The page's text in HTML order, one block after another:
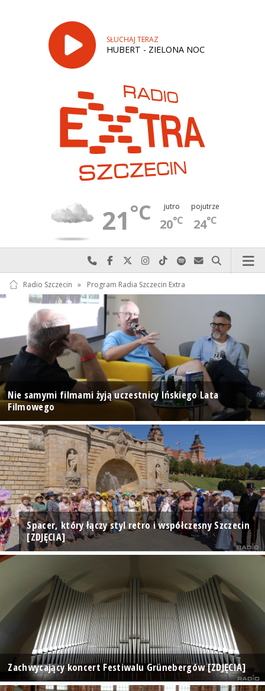
SŁUCHAJ TERAZ
HUBERT - ZIELONA NOC
21°C jutro
20°C
pojutrze
24°C
Najlepiej po prostu do nas zadzwoń
Odwiedź nas na Facebook-u
Odwiedź nas na X
Odwiedź nas na Instagram-ie
Odwiedź nas na TikTok-u
Szukaj nas na Spotify
Wyślij do nas
Szukaj
Radio Szczecin » Program Radia Szczecin Extra
Nie samymi filmami żyją uczestnicy Ińskiego Lata
Filmowego
Spacer, który łączy styl retro i współczesny Szczecin
[ZDJĘCIA]
Zachwycający koncert Festiwalu Grünebergów [ZDJĘCIA]